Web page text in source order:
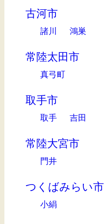
古河市
諸川 鴻巣
常陸太田市
真弓町
取手市
取手 吉田
常陸大宮市
門井
つくばみらい市
小絹